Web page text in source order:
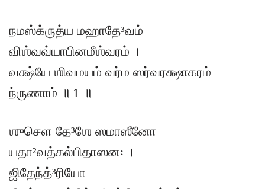
நமஸ்க்ருத்ய மஹாதே³வம்
விஶ்வவ்யாபினமீஶ்வரம் ।
வக்ஷ்யே ஶிவமயம் வர்ம ஸர்வரக்ஷாகரம்
ந்ருணாம் ॥ 1 ॥
ஶுசௌ தே³ஶே ஸமாஸீனோ
யதா²வத்கல்பிதாஸன꞉ ।
ஜிதேந்த்³ரியோ